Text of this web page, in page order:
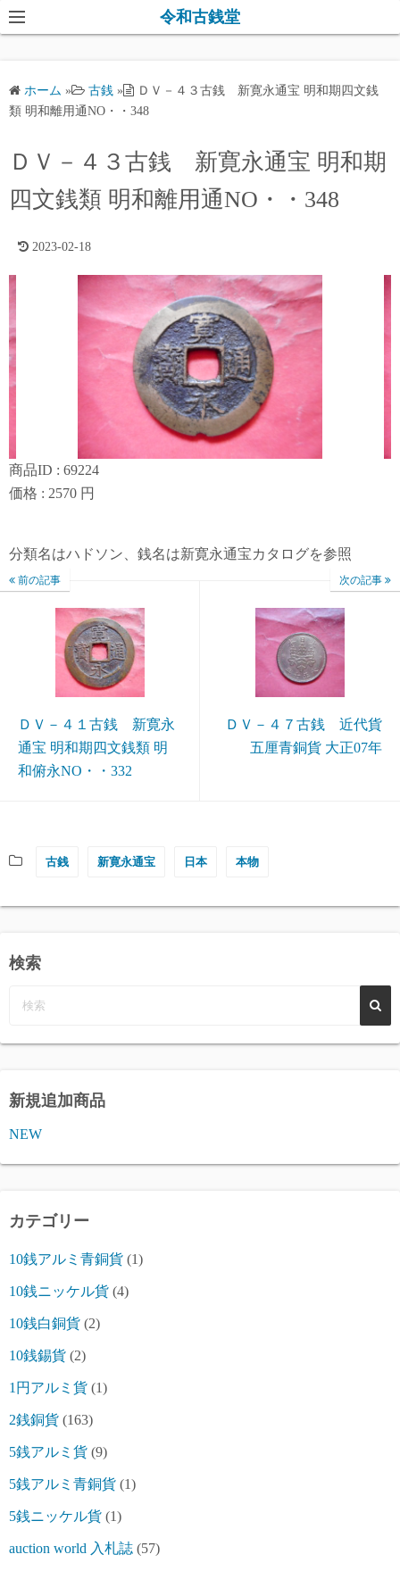
コ
ン
ツ
令和古銭堂
ホーム » 古銭 »
ＤＶ－４３古銭 新寛永通宝 明和期四文銭
類 明和離用通NO・・348
ＤＶ－４３古銭 新寛永通宝 明和期
四文銭類 明和離用通NO・・348
2023-02-18
商品ID : 69224
価格 : 2570 円
分類名はハドソン、銭名は新寛永通宝カタログを参照
前の記事
ＤＶ－４１古銭 新寛永
通宝 明和期四文銭類 明
和俯永NO・・332
次の記事
ＤＶ－４７古銭 近代貨
五厘青銅貨 大正07年
古銭 新寛永通宝 日本 本物
検索
新規追加商品
NEW
カテゴリー
10銭アルミ青銅貨 (1)
10銭ニッケル貨 (4)
10銭白銅貨 (2)
10銭錫貨 (2)
1円アルミ貨 (1)
2銭銅貨 (163)
5銭アルミ貨 (9)
5銭アルミ青銅貨 (1)
5銭ニッケル貨 (1)
auction world 入札誌 (57)